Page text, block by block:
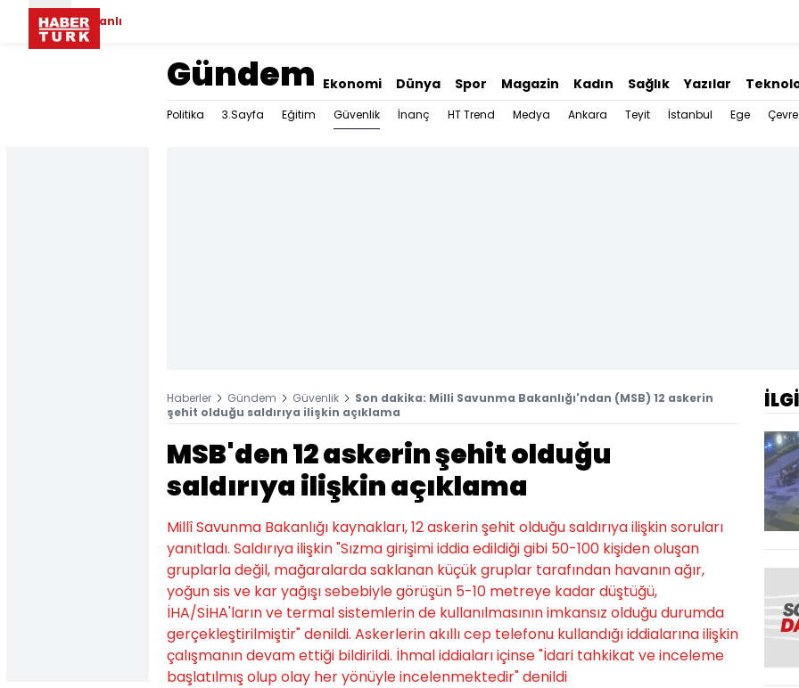
Canlı
Gündem Ekonomi Dünya Spor Magazin Kadın Sağlık Yazılar
Politika 3.Sayfa Eğitim Güvenlik İnanç HT Trend Medya Ankara Teyit İstanbul Ege Çevre
Haberler Gündem Güvenlik
Son dakika: Milli Savunma Bakanlığı'ndan (MSB) 12 askerin
şehit olduğu saldırıya ilişkin açıklama
MSB'den 12 askerin şehit olduğu
saldırıya ilişkin açıklama
Millî Savunma Bakanlığı kaynakları, 12 askerin şehit olduğu saldırıya ilişkin soruları
yanıtladı. Saldırıya ilişkin "Sızma girişimi iddia edildiği gibi 50-100 kişiden oluşan
gruplarla değil, mağaralarda saklanan küçük gruplar tarafından havanın ağır,
yoğun sis ve kar yağışı sebebiyle görüşün 5-10 metreye kadar düştüğü,
İHA/SİHA'ların ve termal sistemlerin de kullanılmasının imkansız olduğu durumda
gerçekleştirilmiştir" denildi. Askerlerin akıllı cep telefonu kullandığı iddialarına ilişkin
çalışmanın devam ettiği bildirildi. İhmal iddiaları içinse "İdari tahkikat ve inceleme
başlatılmış olup olay her yönüyle incelenmektedir" denildi